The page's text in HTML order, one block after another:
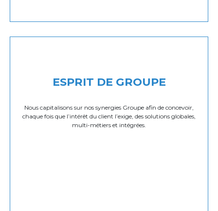
ESPRIT DE GROUPE
Nous capitalisons sur nos synergies Groupe afin de concevoir,
chaque fois que l’intérêt du client l’exige, des solutions globales,
multi-métiers et intégrées.